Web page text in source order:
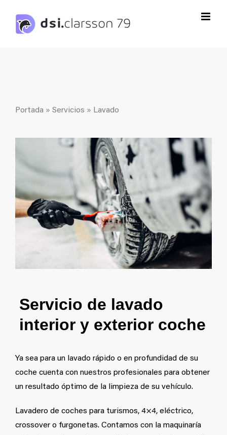
contenido
Portada » Servicios » Lavado
Servicio de lavado
interior y exterior coche
Ya sea para un lavado rápido o en profundidad de su
coche cuenta con nuestros profesionales para obtener
un resultado óptimo de la limpieza de su vehículo.
Lavadero de coches para turismos, 4×4, eléctrico,
crossover o furgonetas. Contamos con la maquinaría